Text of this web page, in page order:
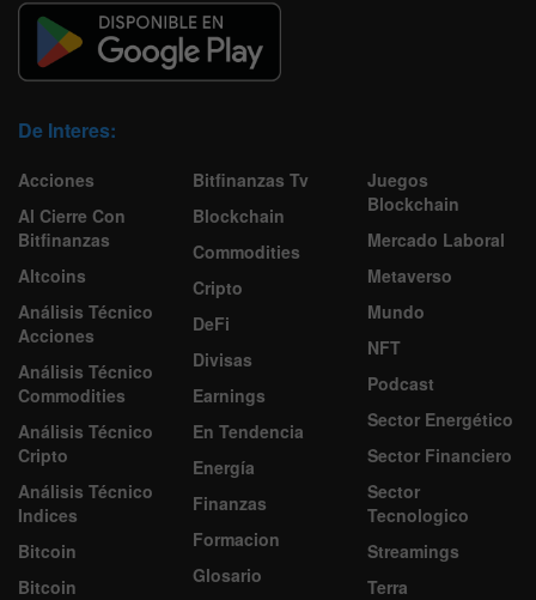
De Interes:
Acciones
Al Cierre Con
Bitfinanzas
Altcoins
Análisis Técnico
Acciones
Análisis Técnico
Commodities
Análisis Técnico
Cripto
Análisis Técnico
Indices
Bitcoin
Bitcoin
Bitfinanzas Tv
Blockchain
Commodities
Cripto
DeFi
Divisas
Earnings
En Tendencia
Energía
Finanzas
Formacion
Glosario
Juegos
Blockchain
Mercado Laboral
Metaverso
Mundo
NFT
Podcast
Sector Energético
Sector Financiero
Sector
Tecnologico
Streamings
Terra